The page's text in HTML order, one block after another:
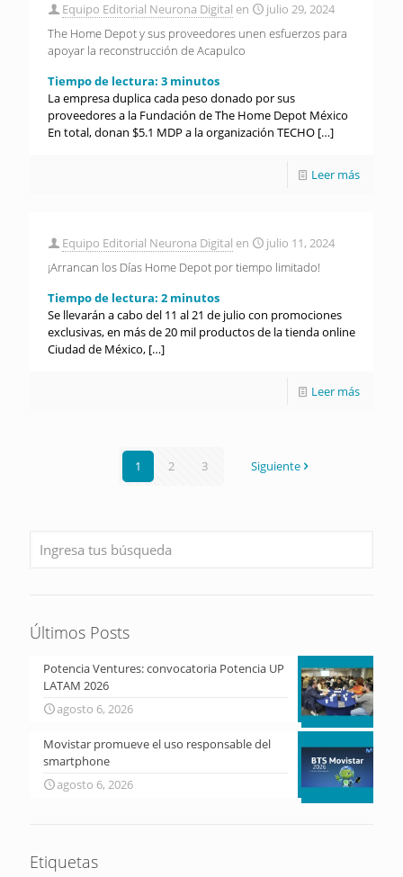
Equipo Editorial Neurona Digital en
julio 29, 2024
The Home Depot y sus proveedores unen esfuerzos para
apoyar la reconstrucción de Acapulco
Tiempo de lectura: 3 minutos
La empresa duplica cada peso donado por sus
proveedores a la Fundación de The Home Depot México
En total, donan $5.1 MDP a la organización TECHO […]
Leer más
Equipo Editorial Neurona Digital en
julio 11, 2024
¡Arrancan los Días Home Depot por tiempo limitado!
Tiempo de lectura: 2 minutos
Se llevarán a cabo del 11 al 21 de julio con promociones
exclusivas, en más de 20 mil productos de la tienda online
Ciudad de México, […]
Leer más
1 2 3 Siguiente
Últimos Posts
Potencia Ventures: convocatoria Potencia UP
LATAM 2026
agosto 6, 2026
Movistar promueve el uso responsable del
smartphone
agosto 6, 2026
Etiquetas